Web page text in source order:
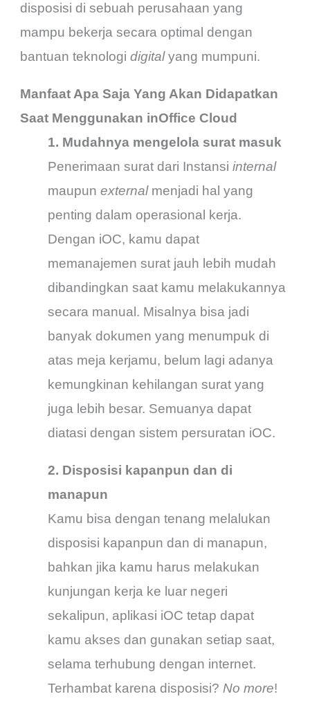
disposisi di sebuah perusahaan yang
mampu bekerja secara optimal dengan
bantuan teknologidigitalyang mumpuni.
Manfaat Apa Saja Yang Akan Didapatkan
Saat Menggunakan inOffice Cloud
1. Mudahnya mengelola surat masuk
Penerimaan surat dari Instansiinternal
maupunexternalmenjadi hal yang
penting dalam operasional kerja.
Dengan iOC, kamu dapat
memanajemen surat jauh lebih mudah
dibandingkan saat kamu melakukannya
secara manual. Misalnya bisa jadi
banyak dokumen yang menumpuk di
atas meja kerjamu, belum lagi adanya
kemungkinan kehilangan surat yang
juga lebih besar. Semuanya dapat
diatasi dengan sistem persuratan iOC.
2. Disposisi kapanpun dan di
manapun
Kamu bisa dengan tenang melalukan
disposisi kapanpun dan di manapun,
bahkan jika kamu harus melakukan
kunjungan kerja ke luar negeri
sekalipun, aplikasi iOC tetap dapat
kamu akses dan gunakan setiap saat,
selama terhubung dengan internet.
Terhambat karena disposisi? No more!